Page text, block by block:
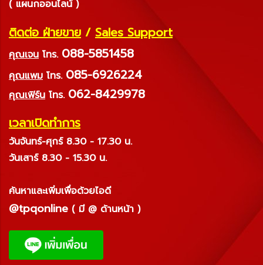
( แผนกออนไลน์ )
ติดต่อ ฝ่ายขาย / Sales Support
คุณเจน โทร. 088-5851458
คุณแพม โทร. 085-6926224
คุณเฟิร์น โทร. 062-8429978
เวลาเปิดทำการ
วันจันทร์-ศุกร์ 8.30 - 17.30 น.
วันเสาร์ 8.30 - 15.30 น.
ค้นหาและเพิ่มเพื่อด้วยไอดี
@tpqonline ( มี @ ด้านหน้า )